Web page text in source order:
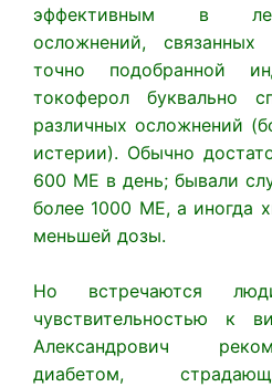
эффективным в
осложнений,
точно подобранной
токоферол буквально
различных осложнений
истерии). Обычно
600 ME в день; бывали
более 1000 ME, а иногда
меньшей дозы.
Но встречаются
чувствительностью к
Александрович
диабетом,